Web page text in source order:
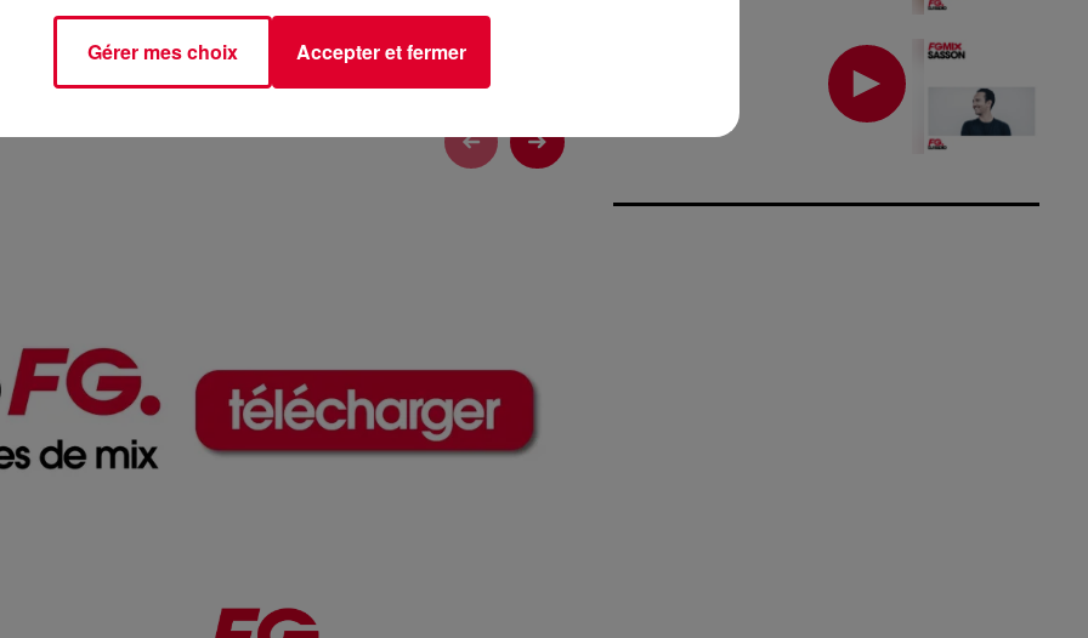
Gérer mes choix Accepter et fermer